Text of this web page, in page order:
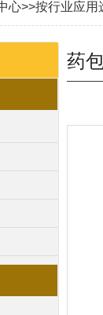
心>>按行业应用
药